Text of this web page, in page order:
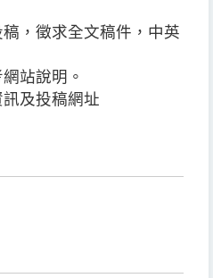
，徵求全文稿件，中英
站說明。
及投稿網址